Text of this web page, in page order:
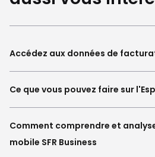
Accédez aux données de
Ce que vous pouvez faire sur
Comment comprendre et
mobile SFR Business